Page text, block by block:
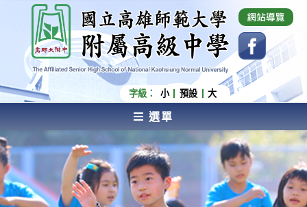
內
容
國立高雄師範大學附屬高級中學 Affiliated Senior
High School of National Kaohsiung Normal
University
字級： 小 預設 大
選單
AFFILIATED SENIOR HIGH SCHOOL OF NATIONAL
KAOHSIUNG NORMAL UNIVERSITY